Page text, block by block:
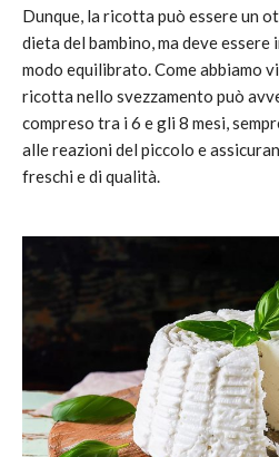
Dunque, la ricotta può essere un
dieta del bambino, ma deve
modo equilibrato. Come abbiamo
ricotta nello svezzamento può
compreso tra i 6 e gli 8 mesi,
alle reazioni del piccolo e
freschi e di qualità.